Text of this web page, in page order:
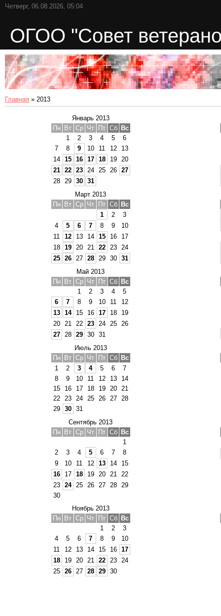
Четверг, 06.08.2026, 05:04
ОГОО "Совет
Главная » 2013
Январь 2013
Пн Вт Ср Чт Пт Сб Вс
1
2 3 4 5
6
7
8 9 10 11 12
13
14 15 16 17 18 19
20
21 22 23 24 25 26 27
28
29 30 31
Март 2013
Пн Вт Ср Чт Пт Сб Вс
1
2
3
4
5 6 7 8 9
10
11
12 13 14 15 16
17
18 19 20 21 22 23
24
25 26 27 28 29 30 31
Май 2013
Пн Вт Ср Чт Пт Сб Вс
1
2 3 4
5
6
7 8 9 10 11
12
13 14 15 16 17 18
19
20
21 22 23 24 25
26
27
28 29 30 31
Июль 2013
Пн Вт Ср Чт Пт Сб Вс
1
2 3 4 5 6
7
8
9 10 11 12 13
14
15
16 17 18 19 20
21
22
23 24 25 26 27
28
29 30 31
Сентябрь 2013
Пн Вт Ср Чт Пт Сб Вс
1
2
3 4 5 6 7
8
9
10 11 12 13 14
15
16
17 18 19 20 21
22
23 24 25 26 27 28
29
30
Ноябрь 2013
Пн Вт Ср Чт Пт Сб Вс
1
2
3
4
5 6 7 8 9
10
11
12 13 14 15 16 17
18
19 20 21 22 23
24
25 26 27 28 29 30